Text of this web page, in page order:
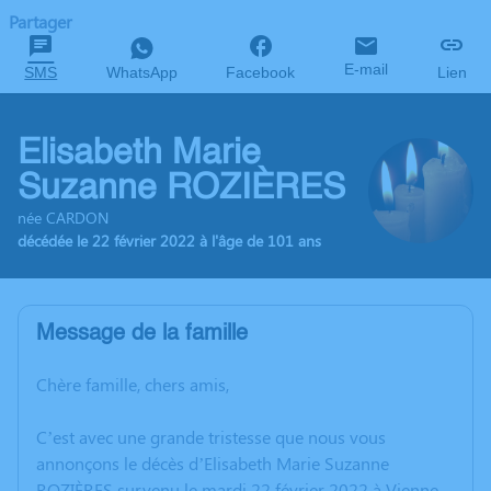
Partager
SMS WhatsApp Facebook E-mail Lien
Elisabeth Marie
Suzanne ROZIÈRES
née CARDON
décédée le 22 février 2022 à l'âge de 101 ans
Message de la famille
Chère famille, chers amis,
C’est avec une grande tristesse que nous vous
annonçons le décès d’Elisabeth Marie Suzanne